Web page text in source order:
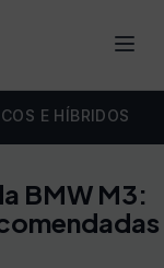
E HÍBRIDOS
BMW M3: